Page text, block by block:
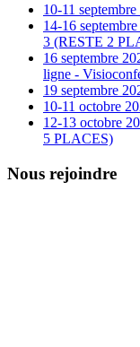
10-11
14-16
3 (RESTE 2
16 septembre
ligne -
19 septembre
10-11 octobre
12-13 octobre
5 PLACES)
Nous rejoindre